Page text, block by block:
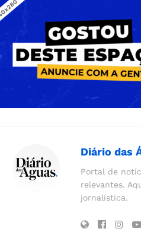
Diário das
Portal de
relevantes.
jornalística.